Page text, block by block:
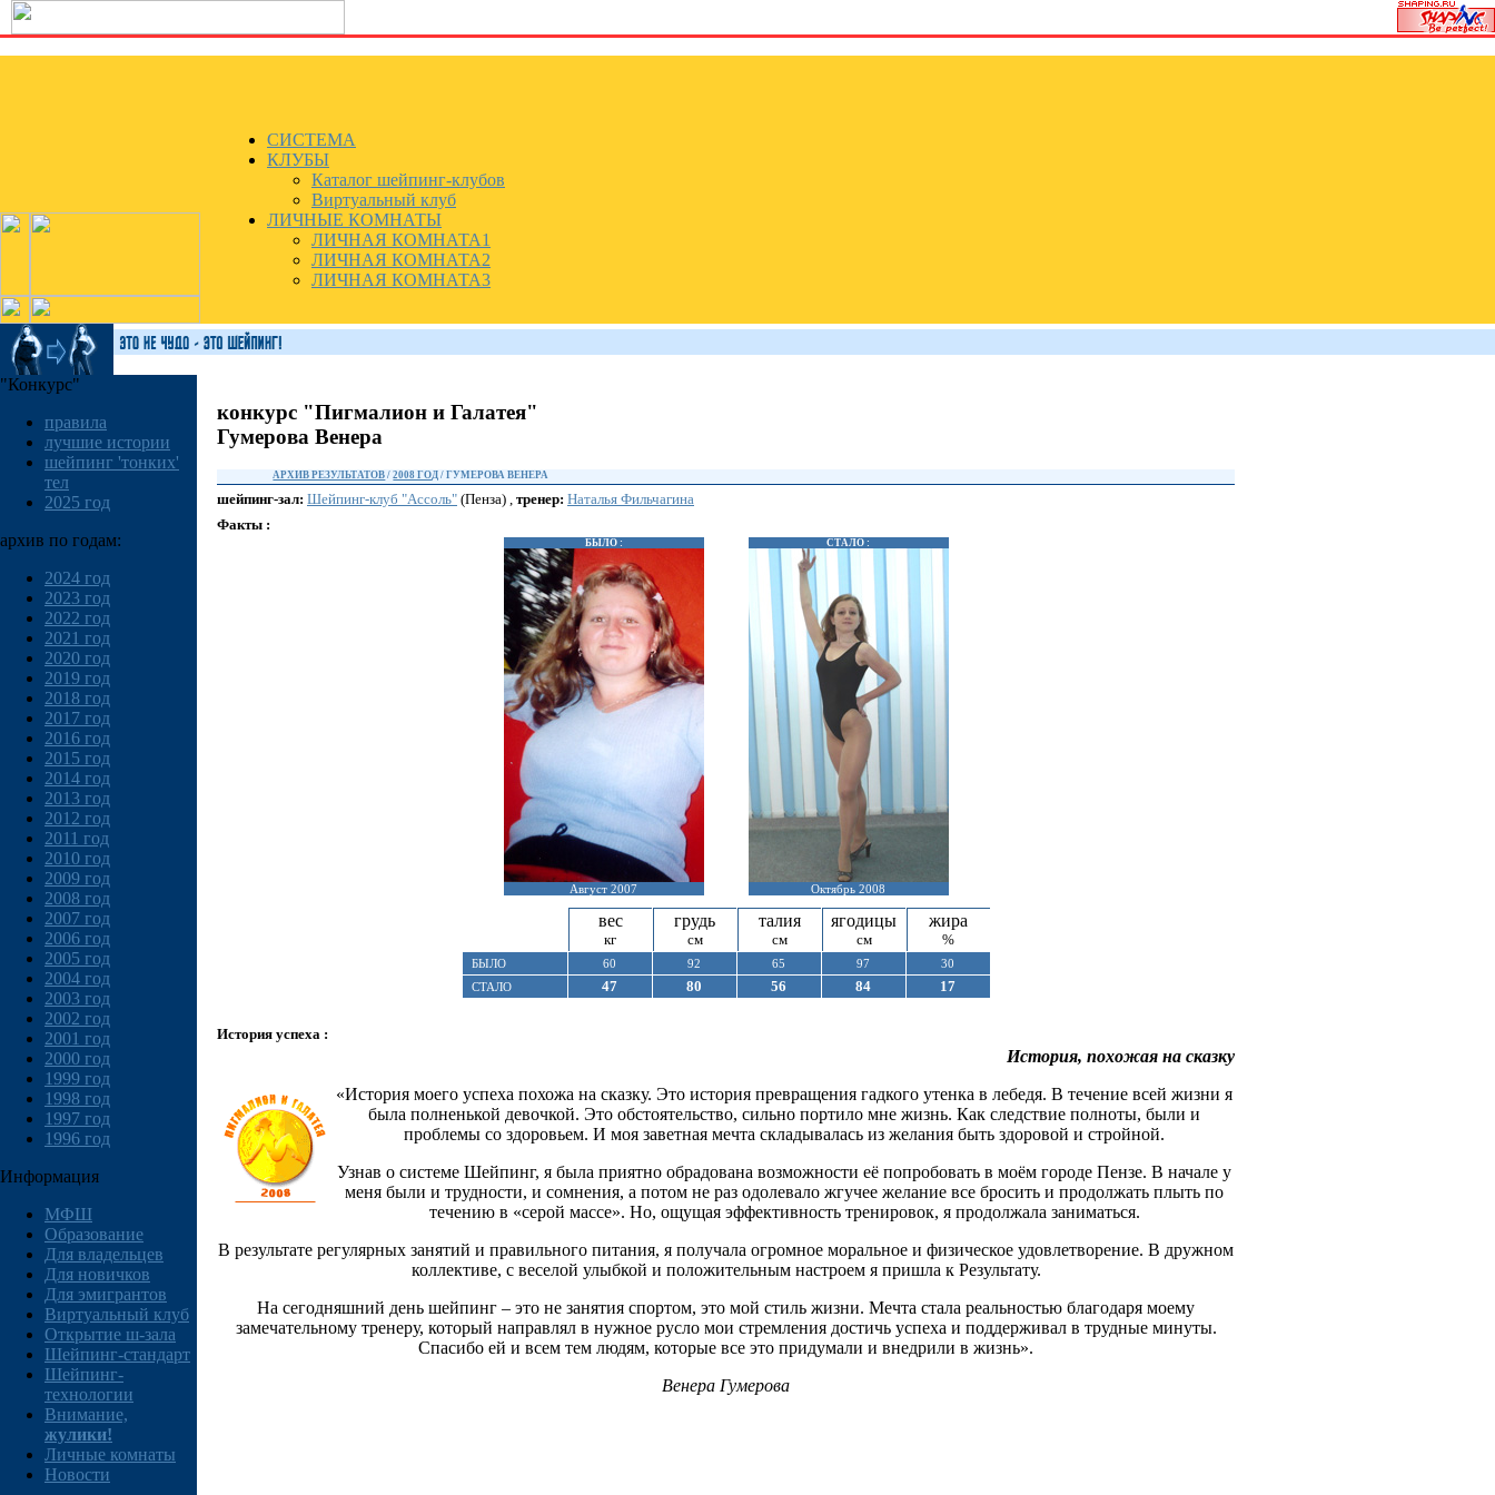
СИСТЕМА
КЛУБЫ
Каталог шейпинг-клубов
Виртуальный клуб
ЛИЧНЫЕ КОМНАТЫ
ЛИЧНАЯ КОМНАТА1
ЛИЧНАЯ КОМНАТА2
ЛИЧНАЯ КОМНАТА3
"Конкурс"
правила
лучшие истории
шейпинг 'тонких'
тел
2025 год
архив по годам:
2024 год
2023 год
2022 год
2021 год
2020 год
2019 год
2018 год
2017 год
2016 год
2015 год
2014 год
2013 год
2012 год
2011 год
2010 год
2009 год
2008 год
2007 год
2006 год
2005 год
2004 год
2003 год
2002 год
2001 год
2000 год
1999 год
1998 год
1997 год
1996 год
Информация
МФШ
Образование
Для владельцев
Для новичков
Для эмигрантов
Виртуальный клуб
Открытие ш-зала
Шейпинг-стандарт
Шейпинг-
технологии
Внимание,
жулики!
Личные комнаты
Новости
конкурс "Пигмалион и Галатея"
Гумерова Венера
АРХИВ РЕЗУЛЬТАТОВ /2008 ГОД / ГУМЕРОВА ВЕНЕРА
шейпинг-зал: Шейпинг-клуб "Ассоль" (Пенза) , тренер: Наталья Фильчагина
Факты :
БЫЛО :
Август 2007
СТАЛО :
Октябрь 2008
вес
кг
грудь
см
талия
см
ягодицы
см
жира
%
БЫЛО 60 92 65 97
30
СТАЛО
47 80 56 84 17
История успеха :
История, похожая на сказку
«История моего успеха похожа на сказку. Это история превращения гадкого утенка в лебедя. В течение всей жизни я
была полненькой девочкой. Это обстоятельство, сильно портило мне жизнь. Как следствие полноты, были и
проблемы со здоровьем. И моя заветная мечта складывалась из желания быть здоровой и стройной.
Узнав о системе Шейпинг, я была приятно обрадована возможности её попробовать в моём городе Пензе. В начале у
меня были и трудности, и сомнения, а потом не раз одолевало жгучее желание все бросить и продолжать плыть по
течению в «серой массе». Но, ощущая эффективность тренировок, я продолжала заниматься.
В результате регулярных занятий и правильного питания, я получала огромное моральное и физическое удовлетворение. В дружном
коллективе, с веселой улыбкой и положительным настроем я пришла к Результату.
На сегодняшний день шейпинг – это не занятия спортом, это мой стиль жизни. Мечта стала реальностью благодаря моему
замечательному тренеру, который направлял в нужное русло мои стремления достичь успеха и поддерживал в трудные минуты.
Спасибо ей и всем тем людям, которые все это придумали и внедрили в жизнь».
Венера Гумерова